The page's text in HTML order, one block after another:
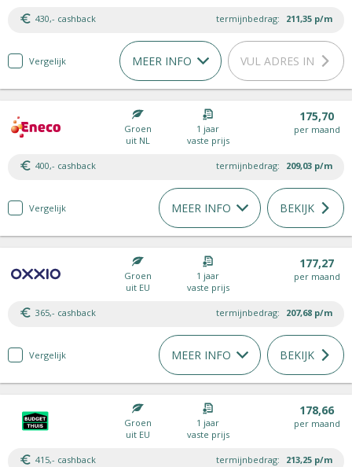
430,- cashback termijnbedrag: 211,35 p/m
Vergelijk MEER INFO VUL ADRES IN
Groen
uit NL
1 jaar
vaste prijs
175,70
per maand
400,- cashback termijnbedrag: 209,03 p/m
Vergelijk MEER INFO BEKIJK
Groen
uit EU
1 jaar
vaste prijs
177,27
per maand
365,- cashback termijnbedrag: 207,68 p/m
Vergelijk MEER INFO BEKIJK
Groen
uit EU
1 jaar
vaste prijs
178,66
per maand
415,- cashback termijnbedrag: 213,25 p/m